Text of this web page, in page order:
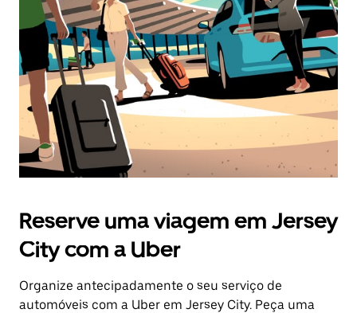
Reserve uma viagem em Jersey
City com a Uber
Organize antecipadamente o seu serviço de
automóveis com a Uber em Jersey City. Peça uma